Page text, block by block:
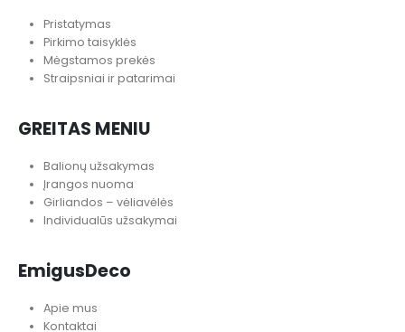
Pristatymas
Pirkimo taisyklės
Mėgstamos prekės
Straipsniai ir patarimai
GREITAS MENIU
Balionų užsakymas
Įrangos nuoma
Girliandos – vėliavėlės
Individualūs užsakymai
EmigusDeco
Apie mus
Kontaktai